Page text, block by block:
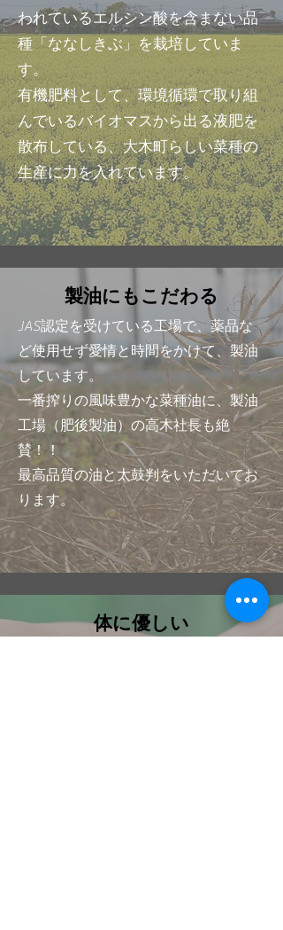
われているエルシン酸を含まない品
種「ななしきぶ」を栽培していま
す。
​有機肥料として、環境循環で取り組
んでいるバイオマスから出る液肥を
散布している、大木町らしい菜種の
生産に力を入れています。
製油にもこだわる
JAS認定を受けている工場で、薬品な
ど使用せず愛情と時間をかけて、製油
しています。
一番搾りの風味豊かな菜種油に、製油
工場（肥後製油）の高木社長も絶
賛！！
​最高品質の油と太鼓判をいただいてお
ります。
​体に優しい